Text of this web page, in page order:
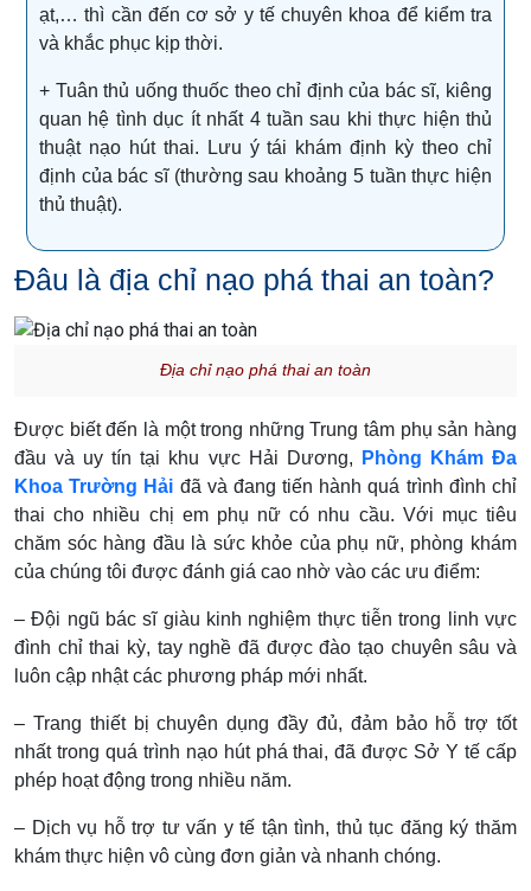
ạt,… thì cần đến cơ sở y tế chuyên khoa để kiểm tra
và khắc phục kịp thời.
+ Tuân thủ uống thuốc theo chỉ định của bác sĩ, kiêng
quan hệ tình dục ít nhất 4 tuần sau khi thực hiện thủ
thuật nạo hút thai. Lưu ý tái khám định kỳ theo chỉ
định của bác sĩ (thường sau khoảng 5 tuần thực hiện
thủ thuật).
Đâu là địa chỉ nạo phá thai an toàn?
Địa chỉ nạo phá thai an toàn
Được biết đến là một trong những Trung tâm phụ sản hàng
đầu và uy tín tại khu vực Hải Dương,
Phòng Khám Đa
Khoa Trường Hải đã và đang tiến hành quá trình đình chỉ
thai cho nhiều chị em phụ nữ có nhu cầu. Với mục tiêu
chăm sóc hàng đầu là sức khỏe của phụ nữ, phòng khám
của chúng tôi được đánh giá cao nhờ vào các ưu điểm:
– Đội ngũ bác sĩ giàu kinh nghiệm thực tiễn trong linh vực
đình chỉ thai kỳ, tay nghề đã được đào tạo chuyên sâu và
luôn cập nhật các phương pháp mới nhất.
– Trang thiết bị chuyên dụng đầy đủ, đảm bảo hỗ trợ tốt
nhất trong quá trình nạo hút phá thai, đã được Sở Y tế cấp
phép hoạt động trong nhiều năm.
– Dịch vụ hỗ trợ tư vấn y tế tận tình, thủ tục đăng ký thăm
khám thực hiện vô cùng đơn giản và nhanh chóng.